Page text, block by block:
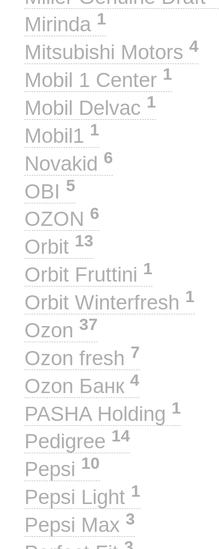
Mirinda 1
Mitsubishi Motors 4
Mobil 1 Center 1
Mobil Delvac 1
Mobil1 1
Novakid 6
OBI 5
OZON 6
Orbit 13
Orbit Fruttini 1
Orbit Winterfresh 1
Ozon 37
Ozon fresh 7
Ozon Банк 4
PASHA Holding 1
Pedigree 14
Pepsi 10
Pepsi Light 1
Pepsi Max 3